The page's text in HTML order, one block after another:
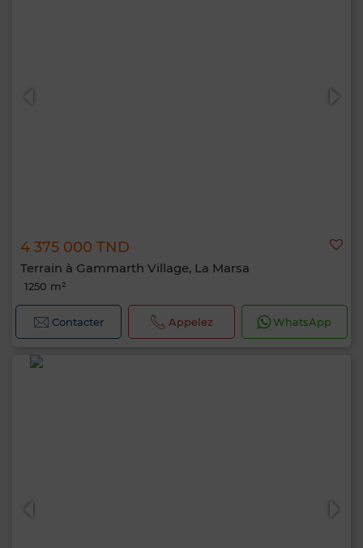
4 375 000 TND
Terrain à Gammarth Village, La Marsa
1250 m²
Contacter Appelez WhatsApp